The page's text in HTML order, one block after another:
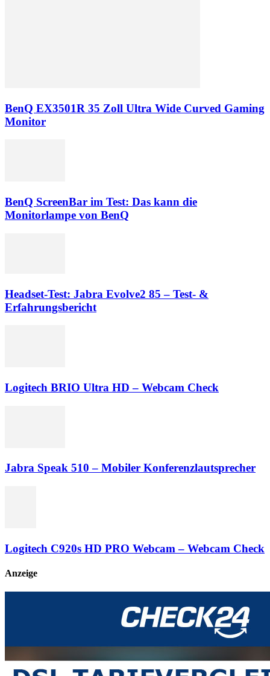
BenQ EX3501R 35 Zoll Ultra Wide Curved Gaming
Monitor
BenQ ScreenBar im Test: Das kann die
Monitorlampe von BenQ
Headset-Test: Jabra Evolve2 85 – Test- &
Erfahrungsbericht
Logitech BRIO Ultra HD – Webcam Check
Jabra Speak 510 – Mobiler Konferenzlautsprecher
Logitech C920s HD PRO Webcam – Webcam Check
Anzeige